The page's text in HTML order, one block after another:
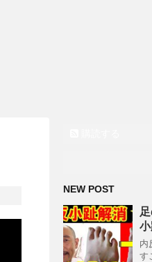
NEW POST
内
す